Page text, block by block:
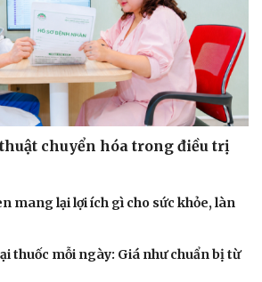
chuyển hóa trong điều trị
mang lại lợi ích gì cho sức khỏe, làn
thuốc mỗi ngày: Giá như chuẩn bị từ